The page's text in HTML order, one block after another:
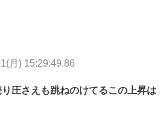
月) 15:29:49.86
圧さえも跳ねのけてるこの上昇は